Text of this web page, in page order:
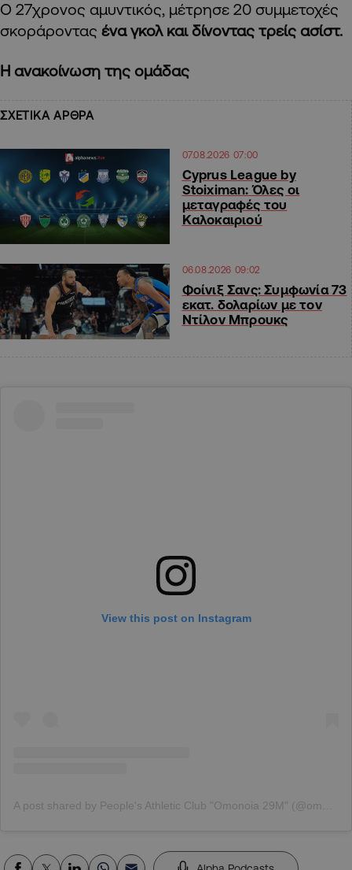
Ο 27χρονος αμυντικός, μέτρησε 20 συμμετοχές
σκοράροντας ένα γκολ και δίνοντας τρείς ασίστ.
Η ανακοίνωση της ομάδας
ΣΧΕΤΙΚΑ ΑΡΘΡΑ
07.08.2026 07:00
Cyprus League by
Stoiximan: Όλες οι
μεταγραφές του
Καλοκαιριού
06.08.2026 09:02
Φοίνιξ Σανς: Συμφωνία 73
εκατ. δολαρίων με τον
Ντίλον Μπρουκς
View this post on Instagram